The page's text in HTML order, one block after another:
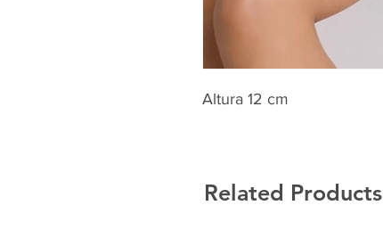
Altura 12 cm
Related Products